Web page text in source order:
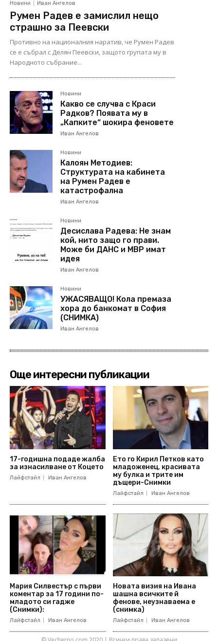
Новини Иван Ангелов
Румен Радев е замислил нещо
страшно за Пеевски
Противно на националния наратив, че Румен Радев
се е събрал с Делян Пеевски, защото групата му в
Народното събрание...
Новини
Какво се случва с Краси
Радков? Появата му в
„Капките“ шокира феновете
Иван Ангелов
Новини
Калоян Методиев:
Структурата на кабинета
на Румен Радев е
катастрофална
Иван Ангелов
Новини
Десислава Радева: Не знам
кой, нито защо го прави.
Може би ДАНС и МВР имат
идея
Иван Ангелов
Новини
УЖАСЯВАЩО! Кола премаза
хора до банкомат в София
(СНИМКА)
Иван Ангелов
Още интересни публикации
17-годишна подаде жалба
за изнасилване от Коцето
Лайфстайл Иван Ангелов
Ето го Кирил Петков като
младоженец, красивата
му булка и трите им
дъщери-Снимки
Лайфстайл Иван Ангелов
Мария Силвестър с първи
коментар за 17 години по-
младото си гадже
(Снимки):
Лайфстайл Иван Ангелов
Новата визия на Ивана
шашна всичките й
фенове, неузнаваема е
(снимка)
Лайфстайл Иван Ангелов